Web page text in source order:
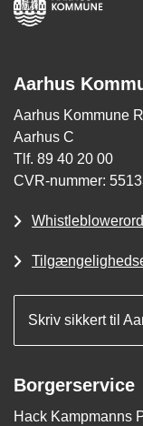
Aarhus
Aarhus Kommune
Aarhus C
Tlf. 89 40 20 00
CVR-nummer:
Skriv sikkert til
Borgerservice
Hack Kampmanns